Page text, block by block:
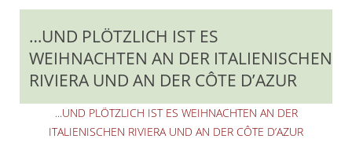
…UND PLÖTZLICH IST ES
WEIHNACHTEN AN DER ITALIENISCHEN
RIVIERA UND AN DER CÔTE D’AZUR
...UND PLÖTZLICH IST ES WEIHNACHTEN AN DER
ITALIENISCHEN RIVIERA UND AN DER CÔTE D’AZUR